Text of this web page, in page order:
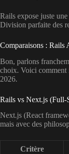
Rails expose juste
Division parfaite des
Comparaisons :
Bon, parlons
choix. Voici comment
2026.
Rails vs Next.js (Full-
Next.js (React
mais avec des
Critère